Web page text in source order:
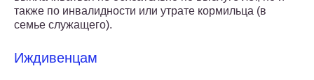
также по инвалидности или утрате кормильца (в
семье служащего).
Иждивенцам